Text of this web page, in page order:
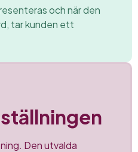
och när den
tar kunden ett
Den utvalda